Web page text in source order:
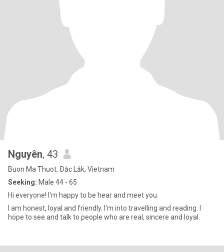
Nguyên, 43
Buon Ma Thuot, Ðắc Lắk, Vietnam
Seeking: Male 44 - 65
Hi everyone! I'm happy to be hear and meet you.
I am honest, loyal and friendly. I'm into travelling and reading. I
hope to see and talk to people who are real, sincere and loyal.